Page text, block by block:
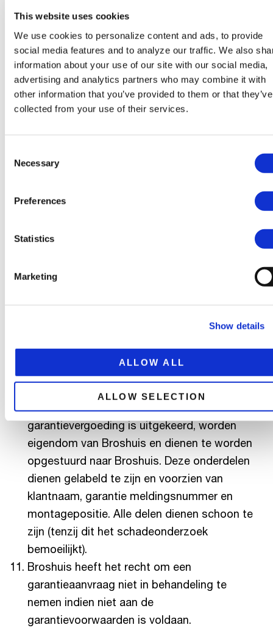
This website uses cookies
We use cookies to personalize content and ads, to provide
social media features and to analyze our traffic. We also
information about your use of our site with our social media,
advertising and analytics partners who may combine it with
other information that you’ve provided to them or that they’ve
collected from your use of their services.
Selection
Necessary
Preferences
Statistics
Marketing
Show details
ALLOW ALL
ALLOW SELECTION
contact met deze leveranciers worden
opgenomen.
Indien zonder toestemming van Broshuis
wijzigingen worden aangebracht of door
Broshuis niet vrijgegeven onderdelen worden
gebruikt, vervalt de garantie.
slijtage van onderdelen.
stilstand, huur of schade aan lading ontstaan,
Vergoeding van arbeid geschiedt alleen na
vast.
Een garantieaanvraag kan alleen in
behandeling worden genomen via het
formulier is te vinden op onze website.
Onjuiste of onvolledig ingevulde formulieren
worden niet in behandeling genomen.
Vervangen onderdelen, waarvoor een
garantievergoeding is uitgekeerd, worden
eigendom van Broshuis en dienen te worden
opgestuurd naar Broshuis. Deze onderdelen
dienen gelabeld te zijn en voorzien van
klantnaam, garantie meldingsnummer en
montagepositie. Alle delen dienen schoon te
zijn (tenzij dit het schadeonderzoek
bemoeilijkt).
Broshuis heeft het recht om een
garantieaanvraag niet in behandeling te
nemen indien niet aan de
garantievoorwaarden is voldaan.